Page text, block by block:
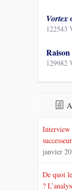
Vortex
122543
129982
Interview
janvier
De quoi
?